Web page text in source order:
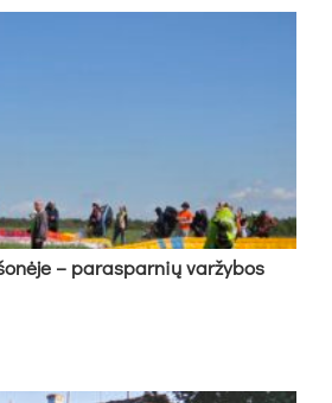
– pa­ras­par­nių var­žy­bos